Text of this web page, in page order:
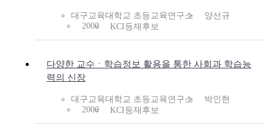
대구교육대학교 초등교육연구소
양선규
2000
KCI등재후보
다양한 교수ㆍ학습정보 활용을 통한 사회과 학습능
력의 신장
대구교육대학교 초등교육연구소
박인현
2000
KCI등재후보